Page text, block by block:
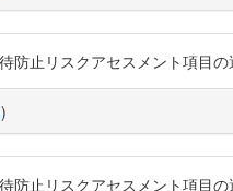
防止リスクアセスメント項
)
防止リスクアセスメント項